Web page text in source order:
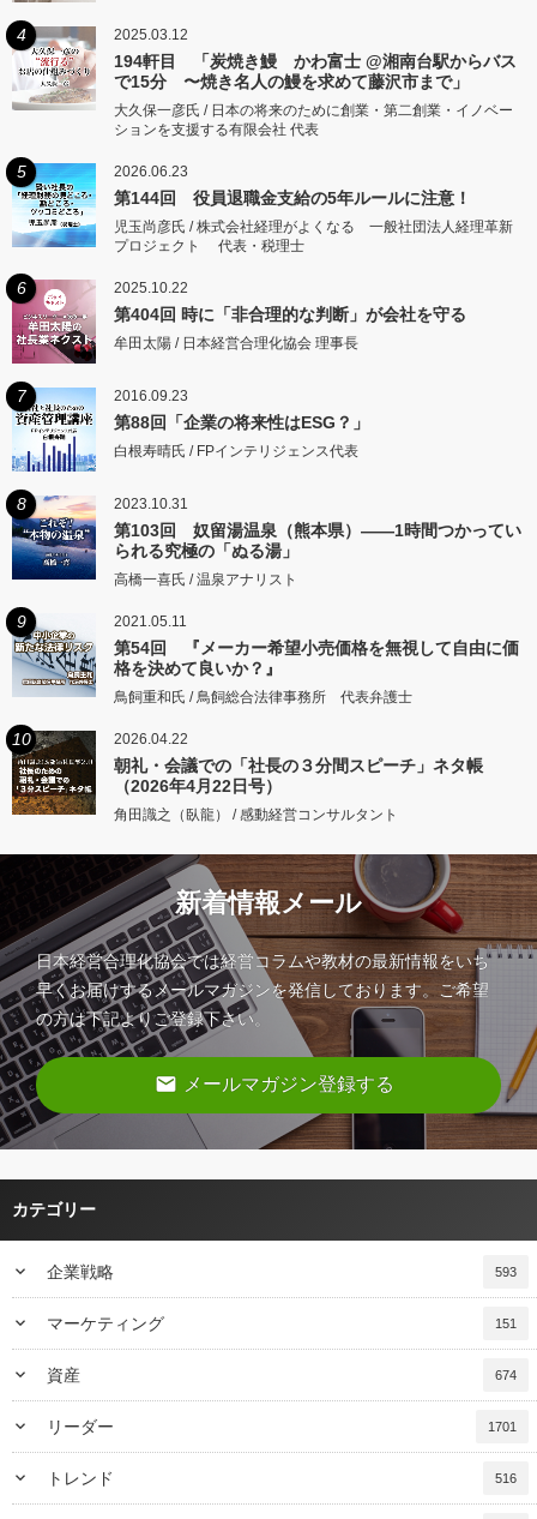
4 2025.03.12
194軒目 「炭焼き鰻 かわ富士 @湘南台駅からバス
で15分 〜焼き名人の鰻を求めて藤沢市まで」
大久保一彦氏 / 日本の将来のために創業・第二創業・イノベー
ションを支援する有限会社 代表
5 2026.06.23
第144回 役員退職金支給の5年ルールに注意！
児玉尚彦氏 / 株式会社経理がよくなる 一般社団法人経理革新
プロジェクト 代表・税理士
6 2025.10.22
第404回 時に「非合理的な判断」が会社を守る
牟田太陽 / 日本経営合理化協会 理事長
7 2016.09.23
第88回「企業の将来性はESG？」
白根寿晴氏 / FPインテリジェンス代表
8 2023.10.31
第103回 奴留湯温泉（熊本県）――1時間つかってい
られる究極の「ぬる湯」
高橋一喜氏 / 温泉アナリスト
9 2021.05.11
第54回 『メーカー希望小売価格を無視して自由に価
格を決めて良いか？』
鳥飼重和氏 / 鳥飼総合法律事務所 代表弁護士
10 2026.04.22
朝礼・会議での「社長の３分間スピーチ」ネタ帳
（2026年4月22日号）
角田識之（臥龍） / 感動経営コンサルタント
新着情報メール
日本経営合理化協会では経営コラムや教材の最新情報をいち
早くお届けするメールマガジンを発信しております。ご希望
の方は下記よりご登録下さい。
email メールマガジン登録する
カテゴリー
keyboard_arrow_down 企業戦略 593
keyboard_arrow_down マーケティング 151
keyboard_arrow_down 資産 674
keyboard_arrow_down リーダー 1701
keyboard_arrow_down トレンド 516